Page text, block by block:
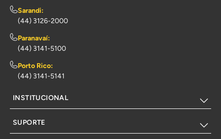
Sarandi:
(44) 3126-2000
Paranavaí:
(44) 3141-5100
Porto Rico:
(44) 3141-5141
INSTITUCIONAL
SUPORTE